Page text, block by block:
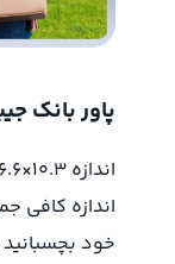
پاور بانک
اندازه کافی
خود